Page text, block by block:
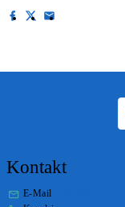
Kontakt
E-Mail